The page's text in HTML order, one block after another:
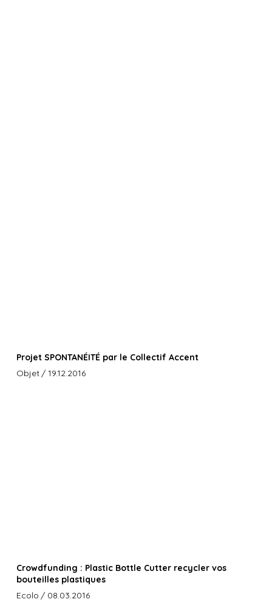
Projet SPONTANÉITÉ par le Collectif Accent
Objet / 19.12.2016
Crowdfunding : Plastic Bottle Cutter recycler vos
bouteilles plastiques
Ecolo / 08.03.2016